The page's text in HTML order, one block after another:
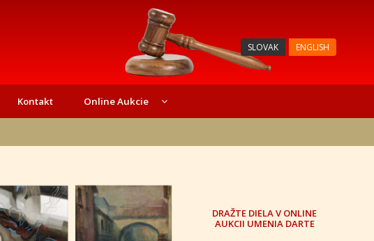
SLOVAK ENGLISH
Kontakt Online Aukcie
DRAŽTE DIELA V ONLINE
AUKCII UMENIA DARTE